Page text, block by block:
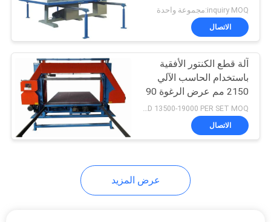
inquiry MOQ:مجموعة واحدة
الاتصال
آلة قطع الكنتور الأفقية
باستخدام الحاسب الآلي
2150 مم عرض الرغوة 90
م / دقيقة
USD 13500-19000 PER SET MOQ:مجموعة واحدة
الاتصال
عرض المزيد